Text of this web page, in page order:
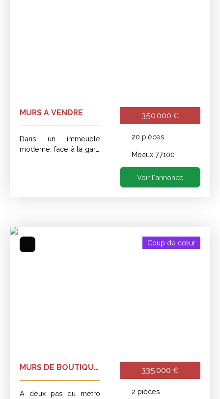
MURS A VENDRE
Dans un immeuble
moderne, face à la gare
350 000 €
20 pièces
Meaux 77100
Voir l'annonce
Coup de cœur
MURS DE BOUTIQUE
A VENDRE
A deux pas du métro
335 000 €
2 pièces